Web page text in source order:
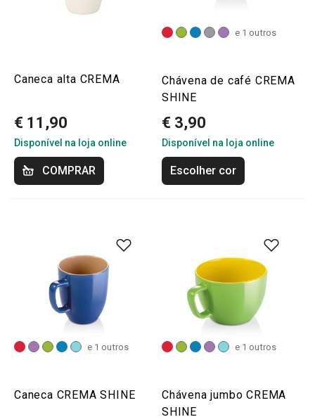
Caneca alta CREMA
€ 11,90
Disponível na loja online
COMPRAR
e 1 outros
Chávena de café CREMA
SHINE
€ 3,90
Disponível na loja online
Escolher cor
e 1 outros
Caneca CREMA SHINE
e 1 outros
Chávena jumbo CREMA
SHINE